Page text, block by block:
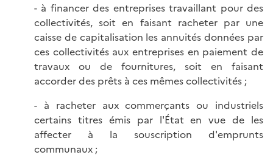
- à financer des entreprises travaillant pour des
collectivités, soit en faisant racheter par une
caisse de capitalisation les annuités données par
ces collectivités aux entreprises en paiement de
travaux ou de fournitures, soit en faisant
accorder des prêts à ces mêmes collectivités ;
- à racheter aux commerçants ou industriels
certains titres émis par l'État en vue de les
affecter à la souscription d'emprunts
communaux ;